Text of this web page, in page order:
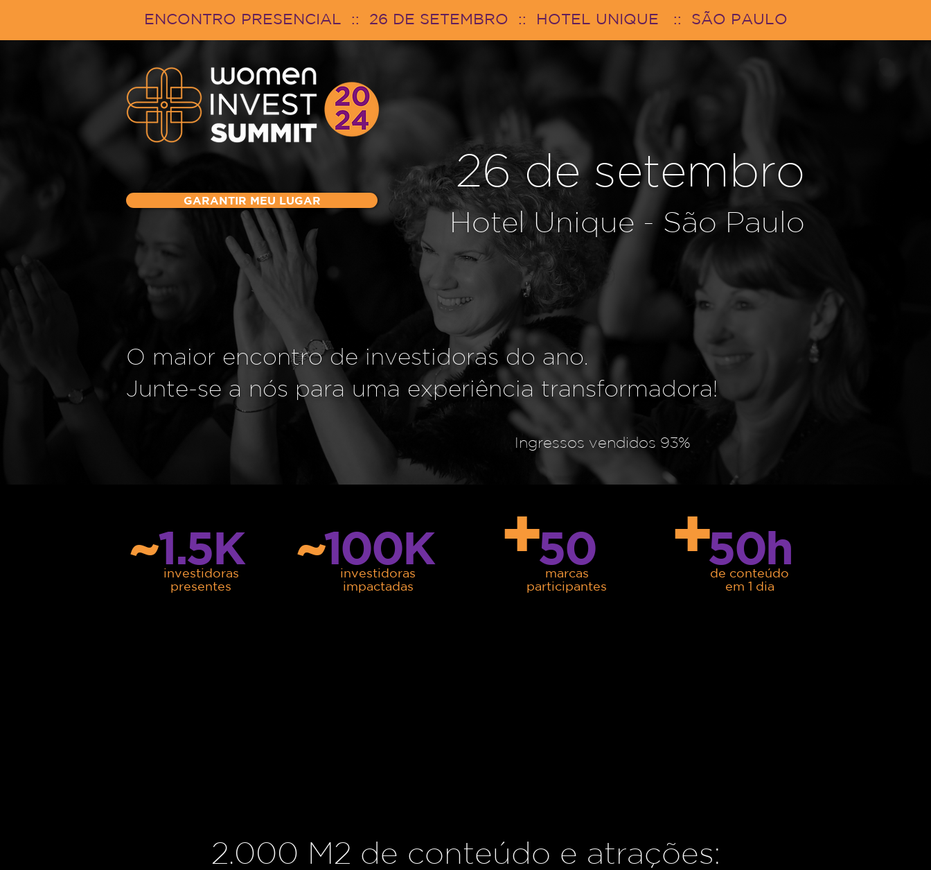
ENCONTRO PRESENCIAL :: 26 DE SETEMBRO :: HOTEL UNIQUE :: SÃO PAULO
GARANTIR MEU LUGAR
26 de setembro
Hotel Unique - São Paulo
O maior encontro de investidoras do ano.
Junte-se a nós para uma experiência transformadora!
Ingressos vendidos 93%
1.5K
​˜ investidoras
presentes
100K
​˜
investidoras
impactadas
50
+
marcas
participantes
50h
+
de conteúdo
em 1 dia
2.000 M2 de conteúdo e atrações: